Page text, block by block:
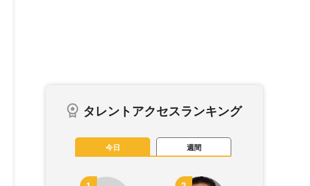
タレントアクセスランキング
今日 週間